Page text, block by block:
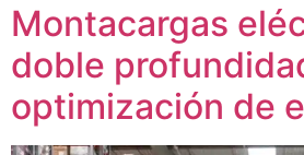
Montacargas
doble
optimización de